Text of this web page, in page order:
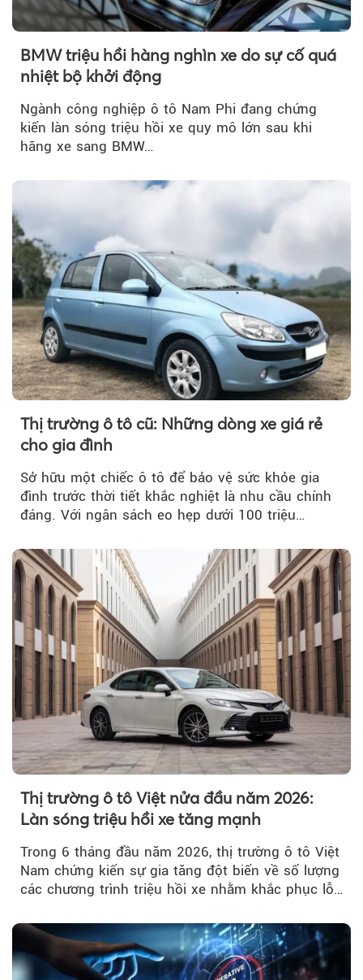
BMW triệu hồi hàng nghìn xe do sự cố quá
nhiệt bộ khởi động
Ngành công nghiệp ô tô Nam Phi đang chứng
kiến làn sóng triệu hồi xe quy mô lớn sau khi
hãng xe sang BMW…
Thị trường ô tô cũ: Những dòng xe giá rẻ
cho gia đình
Sở hữu một chiếc ô tô để bảo vệ sức khỏe gia
đình trước thời tiết khắc nghiệt là nhu cầu chính
đáng. Với ngân sách eo hẹp dưới 100 triệu
Thị trường ô tô Việt nửa đầu năm 2026:
Làn sóng triệu hồi xe tăng mạnh
Trong 6 tháng đầu năm 2026, thị trường ô tô Việt
Nam chứng kiến sự gia tăng đột biến về số lượng
các chương trình triệu hồi xe nhằm khắc phục lỗi